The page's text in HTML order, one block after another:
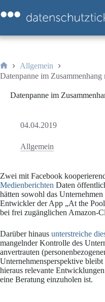
Inhalt
springen
Start
Allgemein
Datenpanne im Zusammenhang
Datenpanne im
04.04.2019
Allgemein
Zwei mit Facebook
Medienberichten Daten
hätten sowohl das
Entwickler der App „At the
bei frei zugänglichen Amazon-
Darüber hinaus unterstreiche
mangelnder Kontrolle des
anvertrauten
Unternehmensperspektive
hieraus relevante
eine Beratung einzuholen ist.